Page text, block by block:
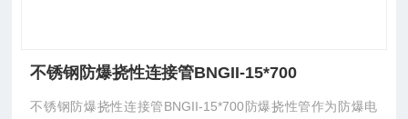
不锈钢防爆挠性连接管BNGII-15*700
不锈钢防爆挠性连接管BNGII-15*700防爆挠性管作为防爆电